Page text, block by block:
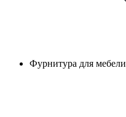
Фурнитура для мебели